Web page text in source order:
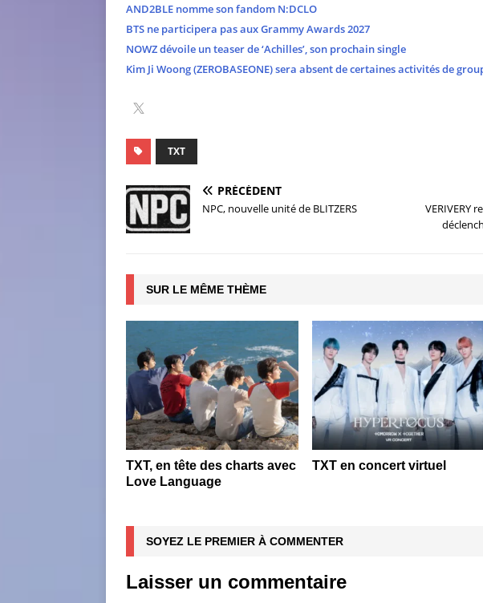
AND2BLE nomme son fandom N:DCLO
BTS ne participera pas aux Grammy Awards 2027
NOWZ dévoile un teaser de ‘Achilles’, son prochain single
Kim Ji Woong (ZEROBASEONE) sera absent de certaines activités de
TXT
PRÉCÉDENT
NPC, nouvelle unité de BLITZERS
VERIVERY
SUR LE MÊME THÈME
TXT, en tête des charts avec
Love Language
TXT en concert virtuel
SOYEZ LE PREMIER À COMMENTER
Laisser un commentaire